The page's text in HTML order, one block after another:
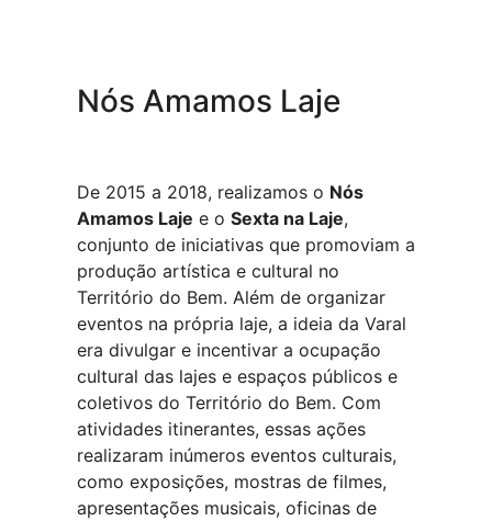
Nós Amamos Laje
De 2015 a 2018, realizamos o Nós
Amamos Laje e o Sexta na Laje,
conjunto de iniciativas que promoviam a
produção artística e cultural no
Território do Bem. Além de organizar
eventos na própria laje, a ideia da Varal
era divulgar e incentivar a ocupação
cultural das lajes e espaços públicos e
coletivos do Território do Bem. Com
atividades itinerantes, essas ações
realizaram inúmeros eventos culturais,
como exposições, mostras de filmes,
apresentações musicais, oficinas de